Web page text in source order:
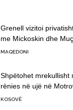
Grenell vizitoi
me Mickoskin dhe
MAQEDONI
Shpëtohet mrekullisht
rënies në ujë në
KOSOVË